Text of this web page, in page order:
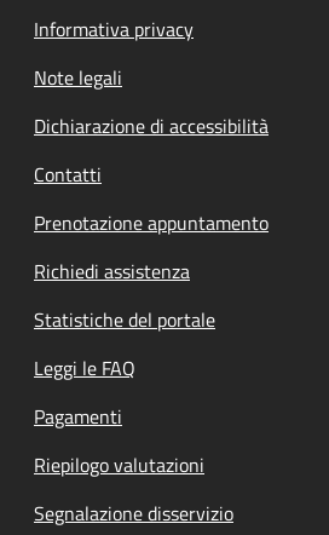
Informativa privacy
Note legali
Dichiarazione di accessibilità
Contatti
Prenotazione appuntamento
Richiedi assistenza
Statistiche del portale
Leggi le FAQ
Pagamenti
Riepilogo valutazioni
Segnalazione disservizio